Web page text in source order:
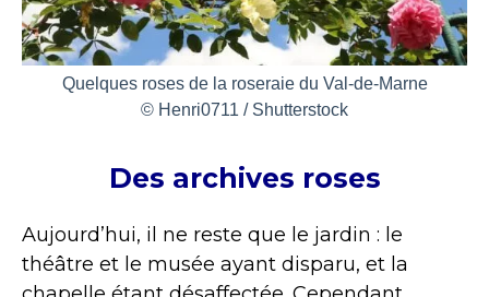
Quelques roses de la roseraie du Val-de-Marne
© Henri0711 / Shutterstock
Des archives roses
Aujourd’hui, il ne reste que le jardin : le
théâtre et le musée ayant disparu, et la